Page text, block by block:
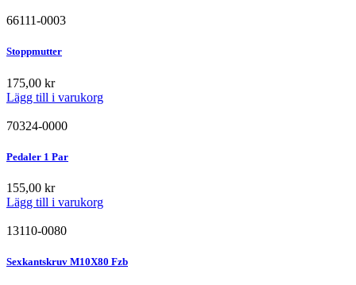
66111-0003
Stoppmutter
175,00 kr
Lägg till i varukorg
70324-0000
Pedaler 1 Par
155,00 kr
Lägg till i varukorg
13110-0080
Sexkantskruv M10X80 Fzb